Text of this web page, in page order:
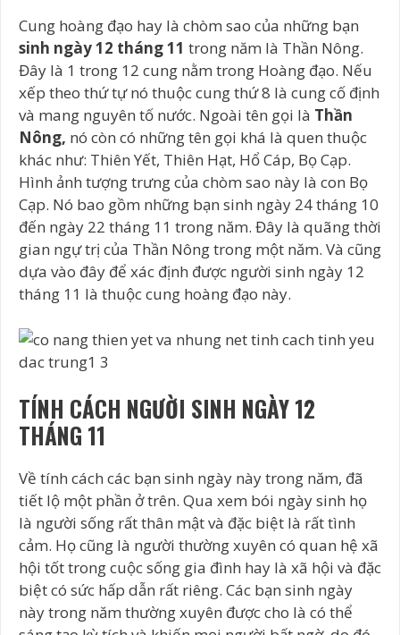
Cung hoàng đạo hay là chòm sao của những bạn
sinh ngày 12 tháng 11 trong năm là Thần Nông.
Đây là 1 trong 12 cung nằm trong Hoàng đạo. Nếu
xếp theo thứ tự nó thuộc cung thứ 8 là cung cố định
và mang nguyên tố nước. Ngoài tên gọi là Thần
Nông, nó còn có những tên gọi khá là quen thuộc
khác như: Thiên Yết, Thiên Hạt, Hổ Cáp, Bọ Cạp.
Hình ảnh tượng trưng của chòm sao này là con Bọ
Cạp. Nó bao gồm những bạn sinh ngày 24 tháng 10
đến ngày 22 tháng 11 trong năm. Đây là quãng thời
gian ngự trị của Thần Nông trong một năm. Và cũng
dựa vào đây để xác định được người sinh ngày 12
tháng 11 là thuộc cung hoàng đạo này.
TÍNH CÁCH NGƯỜI SINH NGÀY 12
THÁNG 11
Về tính cách các bạn sinh ngày này trong năm, đã
tiết lộ một phần ở trên. Qua xem bói ngày sinh họ
là người sống rất thân mật và đặc biệt là rất tình
cảm. Họ cũng là người thường xuyên có quan hệ xã
hội tốt trong cuộc sống gia đình hay là xã hội và đặc
biệt có sức hấp dẫn rất riêng. Các bạn sinh ngày
này trong năm thường xuyên được cho là có thể